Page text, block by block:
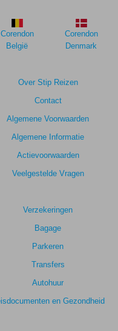
Over Stip Reizen
Contact
Algemene Voorwaarden
Algemene Informatie
Actievoorwaarden
Veelgestelde Vragen
Verzekeringen
Bagage
Parkeren
Transfers
Autohuur
en Gezondheid
Corendon
België
Corendon
Denmark